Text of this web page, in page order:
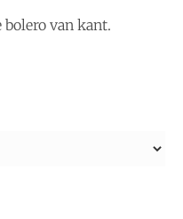
bolero van kant.